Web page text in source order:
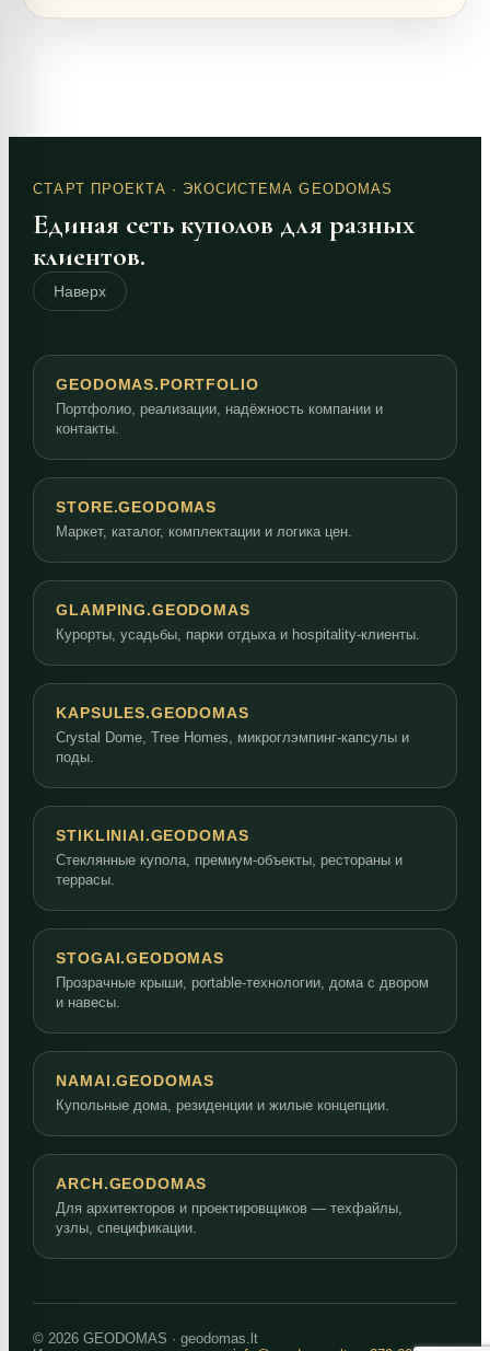
СТАРТ ПРОЕКТА · ЭКОСИСТЕМА GEODOMAS
Единая сеть куполов для разных
клиентов.
Наверх
GEODOMAS.PORTFOLIO
Портфолио, реализации, надёжность компании и
контакты.
STORE.GEODOMAS
Маркет, каталог, комплектации и логика цен.
GLAMPING.GEODOMAS
Курорты, усадьбы, парки отдыха и hospitality-клиенты.
KAPSULES.GEODOMAS
Crystal Dome, Tree Homes, микроглэмпинг-капсулы и
поды.
STIKLINIAI.GEODOMAS
Стеклянные купола, премиум-объекты, рестораны и
террасы.
STOGAI.GEODOMAS
Прозрачные крыши, portable-технологии, дома с двором
и навесы.
NAMAI.GEODOMAS
Купольные дома, резиденции и жилые концепции.
ARCH.GEODOMAS
Для архитекторов и проектировщиков — техфайлы,
узлы, спецификации.
© 2026 GEODOMAS · geodomas.lt